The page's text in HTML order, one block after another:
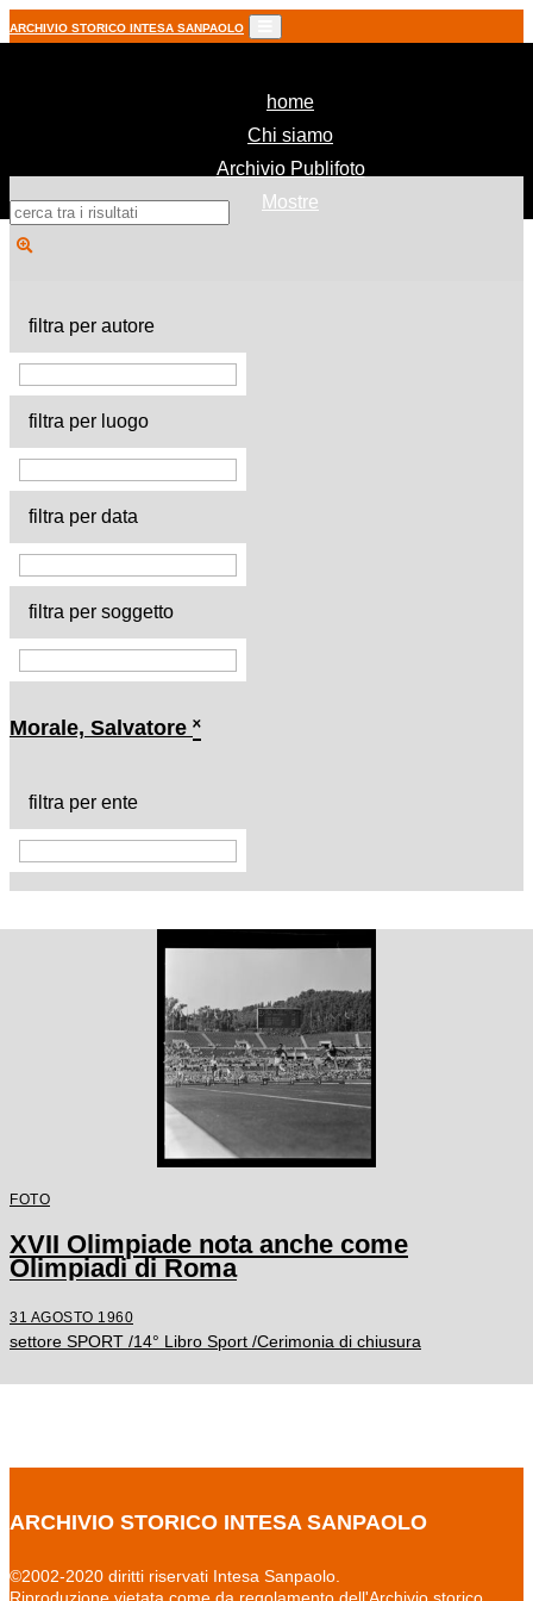
ARCHIVIO STORICO INTESA SANPAOLO
home(current)
Chi siamo
Archivio Publifoto
Mostre
filtra per autore
filtra per luogo
filtra per data
filtra per soggetto
Morale, Salvatore ˟
filtra per ente
FOTO
XVII Olimpiade nota anche come
Olimpiadi di Roma
31 AGOSTO 1960
settore SPORT /14° Libro Sport /Cerimonia di chiusura
ARCHIVIO STORICO INTESA SANPAOLO
©2002-2020 diritti riservati Intesa Sanpaolo.